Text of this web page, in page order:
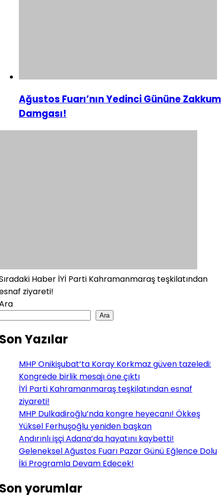
Ağustos Fuarı’nın Yedinci Gününe Zakkum
Damgası!
Haber İYİ Parti Kahramanmaraş teşkilatından
ziyareti!
Ara
Yazılar
MHP Onikişubat’ta Koray Korkmaz güven tazeledi:
Kongrede birlik mesajı öne çıktı
İYİ Parti Kahramanmaraş teşkilatından esnaf
ziyareti!
MHP Dulkadiroğlu’nda kongre heyecanı! Ökkeş
Yüksel Ferhuşoğlu yeniden başkan
Andırınlı işçi Adana’da hayatını kaybetti!
Geleneksel Ağustos Fuarı Pazar Günü Eğlence Dolu
İki Programla Devam Edecek!
yorumlar